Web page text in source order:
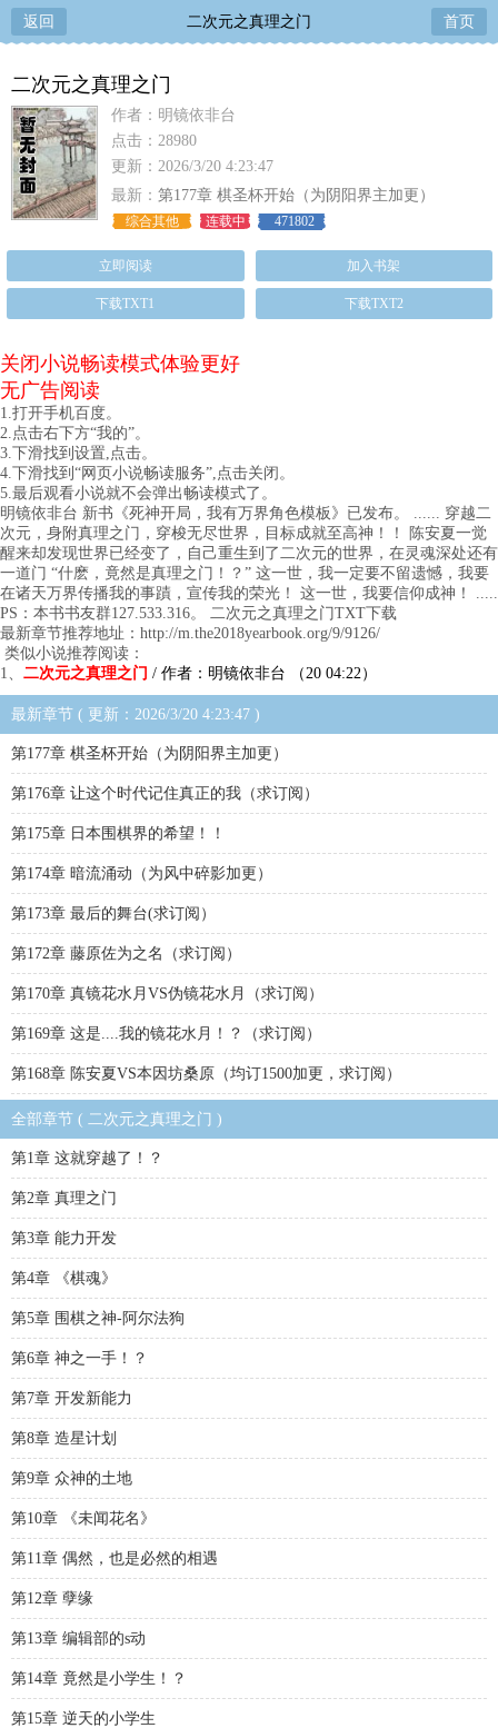
返回 二次元之真理之门 首页
二次元之真理之门
作者：明镜依非台
点击：28980
更新：2026/3/20 4:23:47
最新： 第177章 棋圣杯开始（为阴阳界主加更）
综合其他 连载中 471802
立即阅读 加入书架
下载TXT1 下载TXT2
关闭小说畅读模式体验更好
无广告阅读
1.打开手机百度。
2.点击右下方“我的”。
3.下滑找到设置,点击。
4.下滑找到“网页小说畅读服务”,点击关闭。
5.最后观看小说就不会弹出畅读模式了。
明镜依非台 新书《死神开局，我有万界角色模板》已发布。 ...... 穿越二
次元，身附真理之门，穿梭无尽世界，目标成就至高神！！ 陈安夏一觉
醒来却发现世界已经变了，自己重生到了二次元的世界，在灵魂深处还有
一道门 “什麽，竟然是真理之门！？” 这一世，我一定要不留遗憾，我要
在诸天万界传播我的事蹟，宣传我的荣光！ 这一世，我要信仰成神！ .....
PS：本书书友群127.533.316。 二次元之真理之门TXT下载
最新章节推荐地址：http://m.the2018yearbook.org/9/9126/
类似小说推荐阅读：
1、 二次元之真理之门 / 作者：明镜依非台 （20 04:22）
最新章节 ( 更新：2026/3/20 4:23:47 )
第177章 棋圣杯开始（为阴阳界主加更）
第176章 让这个时代记住真正的我（求订阅）
第175章 日本围棋界的希望！！
第174章 暗流涌动（为风中碎影加更）
第173章 最后的舞台(求订阅）
第172章 藤原佐为之名（求订阅）
第170章 真镜花水月VS伪镜花水月（求订阅）
第169章 这是....我的镜花水月！？（求订阅）
第168章 陈安夏VS本因坊桑原（均订1500加更，求订阅）
全部章节 ( 二次元之真理之门 )
第1章 这就穿越了！？
第2章 真理之门
第3章 能力开发
第4章 《棋魂》
第5章 围棋之神-阿尔法狗
第6章 神之一手！？
第7章 开发新能力
第8章 造星计划
第9章 众神的土地
第10章 《未闻花名》
第11章 偶然，也是必然的相遇
第12章 孽缘
第13章 编辑部的s动
第14章 竟然是小学生！？
第15章 逆天的小学生